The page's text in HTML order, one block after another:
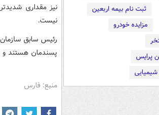
ثبت نام بیمه اربعین
مزایده خودرو
پرایس
نیز مقداری
نیست.
رئیس سابق
پسندمان هستند و
منبع: فارس